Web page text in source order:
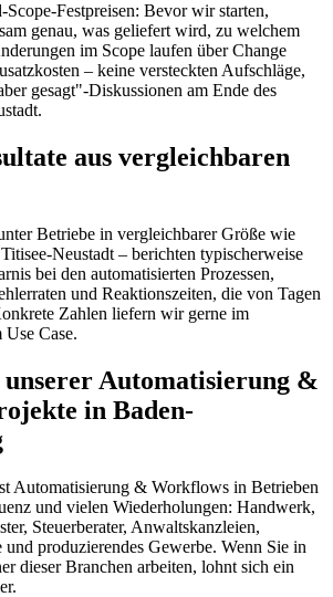
Festpreisen: Bevor wir starten,
genau, was geliefert wird, zu welchem
im Scope laufen über Change
– keine versteckten Aufschläge,
gesagt"-Diskussionen am Ende des
aus vergleichbaren
Betriebe in vergleichbarer Größe wie
Neustadt – berichten typischerweise
bei den automatisierten Prozessen,
und Reaktionszeiten, die von Tagen
Zahlen liefern wir gerne im
Use Case.
Automatisierung &
in Baden-
Automatisierung & Workflows in Betrieben
und vielen Wiederholungen: Handwerk,
Steuerberater, Anwaltskanzleien,
produzierendes Gewerbe. Wenn Sie in
dieser Branchen arbeiten, lohnt sich ein